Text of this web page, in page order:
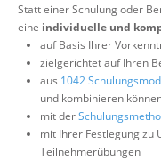
Statt einer Schulung oder
eine individuelle und
auf Basis Ihrer
zielgerichtet auf Ihren
aus 1042
und kombinieren
mit der
mit Ihrer Festlegung zu
Teilnehmerübungen